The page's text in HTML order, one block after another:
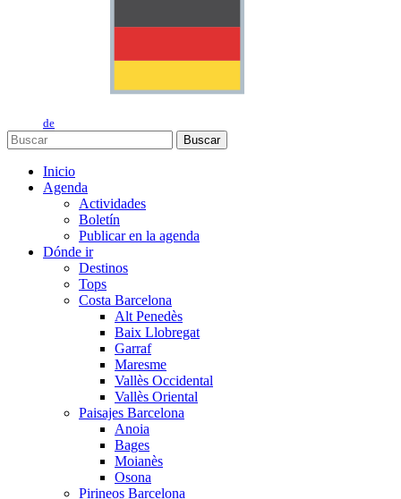
de
Buscar
Inicio
Agenda
Actividades
Boletín
Publicar en la agenda
Dónde ir
Destinos
Tops
Costa Barcelona
Alt Penedès
Baix Llobregat
Garraf
Maresme
Vallès Occidental
Vallès Oriental
Paisajes Barcelona
Anoia
Bages
Moianès
Osona
Pirineos Barcelona